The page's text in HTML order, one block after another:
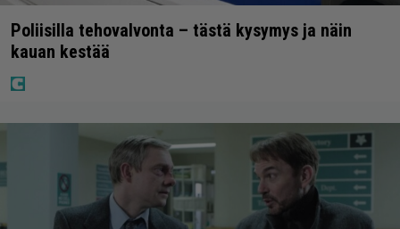
Poliisilla tehovalvonta – tästä kysymys ja näin
kauan kestää